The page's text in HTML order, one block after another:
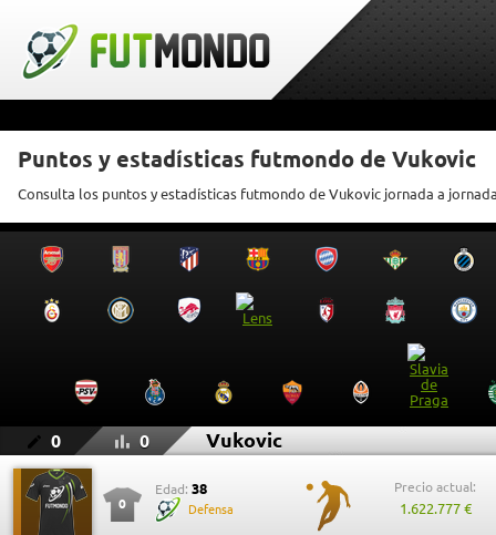
Puntos y estadísticas futmondo de Vukovic
Consulta los puntos y estadísticas futmondo de Vukovic jornada a
0 0 Vukovic
0
Edad: 38
Defensa
Precio actual:
1.622.777 €